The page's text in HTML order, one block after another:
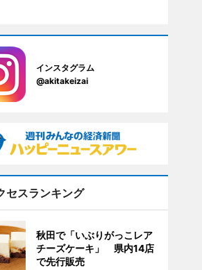
インスタグラム
@akitakeizai
セスランキング
秋田で「いぶりがっこレア
チーズケーキ」 県内14店
で先行販売